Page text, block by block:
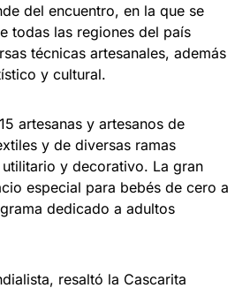
del encuentro, en la que se
todas las regiones del país
técnicas artesanales, además
y cultural.
artesanas y artesanos de
y de diversas ramas
y decorativo. La gran
especial para bebés de cero a
dedicado a adultos
resaltó la Cascarita